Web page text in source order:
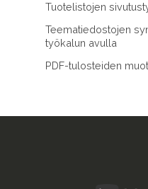
Tuotelistojen
Teematiedostojen
työkalun avulla
PDF-tulosteiden